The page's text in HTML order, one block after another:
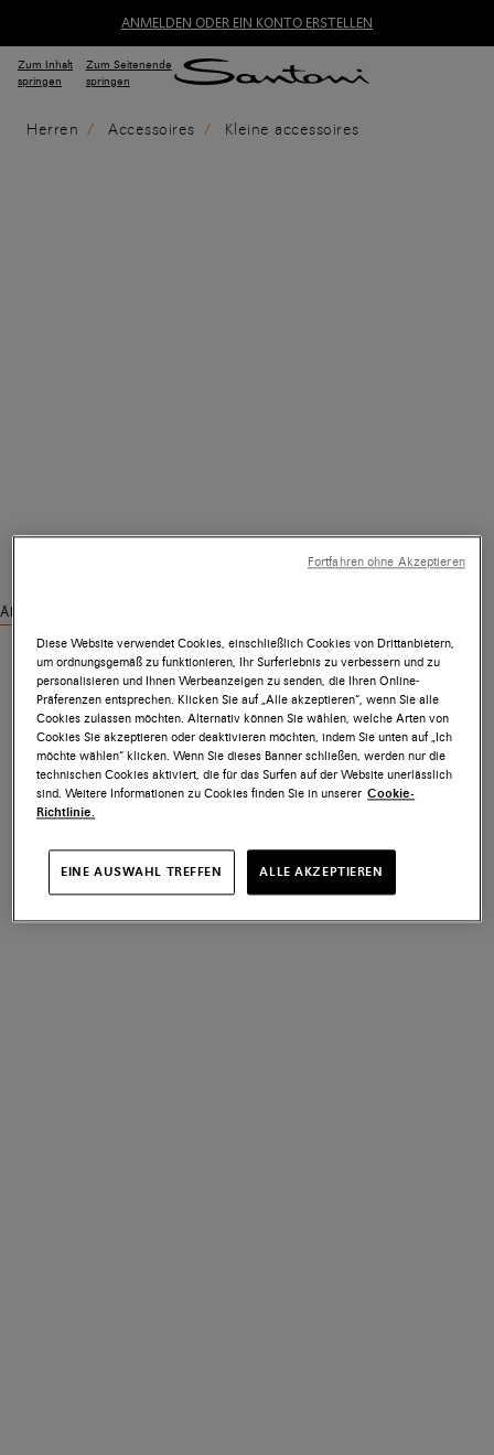
ANMELDEN ODER EIN KONTO ERSTELLEN
Zum Inhalt
springen
Zum Seitenende
springen
Herren Accessoires Kleine accessoires
Ähnliche Produkte ansehen
Diese Website verwendet Cookies, einschließlich Cookies von Drittanbietern,
um ordnungsgemäß zu funktionieren, Ihr Surferlebnis zu verbessern und zu
personalisieren und Ihnen Werbeanzeigen zu senden, die Ihren Online-
Präferenzen entsprechen. Klicken Sie auf „Alle akzeptieren“, wenn Sie alle
Cookies zulassen möchten. Alternativ können Sie wählen, welche Arten von
Cookies Sie akzeptieren oder deaktivieren möchten, indem Sie unten auf „Ich
möchte wählen“ klicken. Wenn Sie dieses Banner schließen, werden nur die
technischen Cookies aktiviert, die für das Surfen auf der Website unerlässlich
sind. Weitere Informationen zu Cookies finden Sie in unserer Cookie-
Richtlinie.
EINE AUSWAHL TREFFEN ALLE AKZEPTIEREN
Fortfahren ohne Akzeptieren